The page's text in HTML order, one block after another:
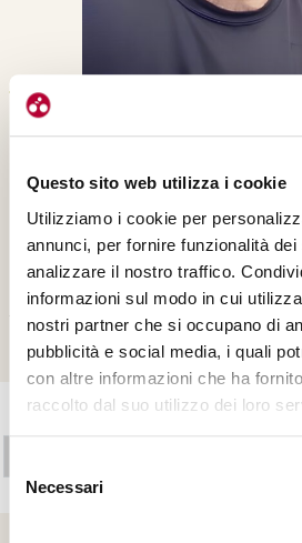
Questo sito web utilizza i cookie
Utilizziamo i cookie per
annunci, per fornire funzionalità
analizzare il nostro traffico.
informazioni sul modo in cui
nostri partner che si occupano di
pubblicità e social media, i quali
con altre informazioni che ha
raccolto dal suo utilizzo dei loro
delNecessari
Ciao! Mi chiamo Andrea Cottini e sono
mia terra e per andare alla scoperta,
solo o in compagnia, dal sellino di una
uno scorcio di una stradina di
giornata. Negli ultimi anni ho trovato la
gravel ed il bikepacking per i cicloviaggi,
tematiche della mobilità attiva urbana.
Navigazione degli articoli